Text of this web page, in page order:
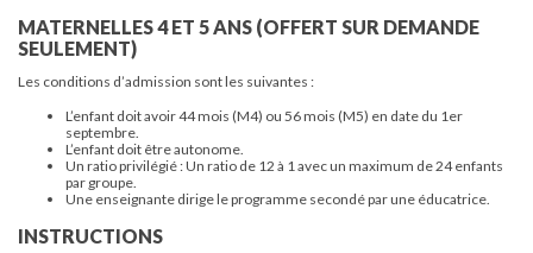
MATERNELLES 4 ET 5 ANS (OFFERT SUR DEMANDE
SEULEMENT)
Les conditions d’admission sont les suivantes :
L’enfant doit avoir 44 mois (M4) ou 56 mois (M5) en date du 1er
septembre.
L’enfant doit être autonome.
Un ratio privilégié : Un ratio de 12 à 1 avec un maximum de 24 enfants
par groupe.
Une enseignante dirige le programme secondé par une éducatrice.
INSTRUCTIONS